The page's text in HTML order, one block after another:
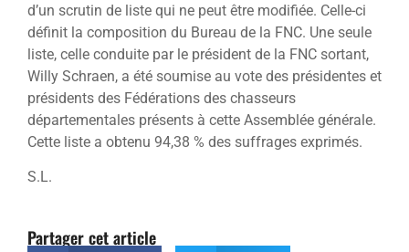
d’un scrutin de liste qui ne peut être modifiée. Celle-ci
définit la composition du Bureau de la FNC. Une seule
liste, celle conduite par le président de la FNC sortant,
Willy Schraen, a été soumise au vote des présidentes et
présidents des Fédérations des chasseurs
départementales présents à cette Assemblée générale.
Cette liste a obtenu 94,38 % des suffrages exprimés.
S.L.
Partager cet article